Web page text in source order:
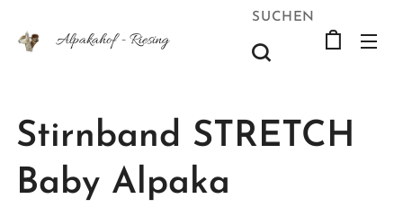
Alpakahof -Riesing
SUCHEN
Stirnband STRETCH
Baby Alpaka